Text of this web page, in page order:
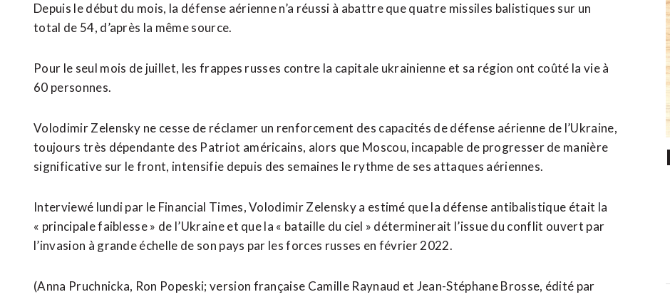
Depuis le début du mois, la défense aérienne n’a ​réussi à ​abattre que quatre missiles balistiques sur un
total de 54, d’après la même source.
Pour le ​seul mois de juillet, les frappes russes contre la capitale ukrainienne et sa région ont coûté la vie ‌à
60 personnes.
Volodimir Zelensky ​ne cesse de réclamer un renforcement des capacités de défense aérienne de l’Ukraine,
toujours ​très dépendante des Patriot américains, alors que Moscou, incapable de progresser de manière
significative sur le front, intensifie depuis des semaines le rythme de ses attaques aériennes.
Interviewé lundi par le Financial Times, Volodimir Zelensky a estimé que la défense antibalistique était la
« principale faiblesse » de l’Ukraine et que la « bataille du ⁠ciel » déterminerait l’issue du conflit ouvert par
l’invasion à grande échelle de son pays par les forces russes en février 2022.
(Anna Pruchnicka, ​Ron Popeski; version française Camille Raynaud et Jean-Stéphane Brosse, ​édité par